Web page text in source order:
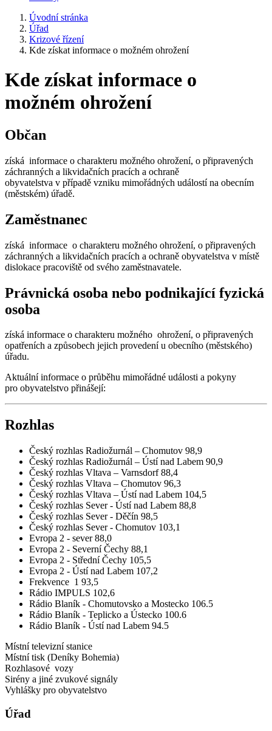
Úvodní stránka
Úřad
Krizové řízení
Kde získat informace o možném ohrožení
Kde získat informace o
možném ohrožení
Občan
získá informace o charakteru možného ohrožení, o připravených
záchranných a likvidačních pracích a ochraně
obyvatelstva v případě vzniku mimořádných událostí na obecním
(městském) úřadě.
Zaměstnanec
získá informace o charakteru možného ohrožení, o připravených
záchranných a likvidačních pracích a ochraně obyvatelstva v místě
dislokace pracoviště od svého zaměstnavatele.
Právnická osoba nebo podnikající fyzická
osoba
získá informace o charakteru možného ohrožení, o připravených
opatřeních a způsobech jejich provedení u obecního (městského)
úřadu.
Aktuální informace o průběhu mimořádné události a pokyny
pro obyvatelstvo přinášejí:
Rozhlas
Český rozhlas Radiožurnál – Chomutov 98,9
Český rozhlas Radiožurnál – Ústí nad Labem 90,9
Český rozhlas Vltava – Varnsdorf 88,4
Český rozhlas Vltava – Chomutov 96,3
Český rozhlas Vltava – Ústí nad Labem 104,5
Český rozhlas Sever - Ústí nad Labem 88,8
Český rozhlas Sever - Děčín 98,5
Český rozhlas Sever - Chomutov 103,1
Evropa 2 - sever 88,0
Evropa 2 - Severní Čechy 88,1
Evropa 2 - Střední Čechy 105,5
Evropa 2 - Ústí nad Labem 107,2
Frekvence 1 93,5
Rádio IMPULS 102,6
Rádio Blaník - Chomutovsko a Mostecko 106.5
Rádio Blaník - Teplicko a Ústecko 100.6
Rádio Blaník - Ústí nad Labem 94.5
Místní televizní stanice
Místní tisk (Deníky Bohemia)
Rozhlasové vozy
Sirény a jiné zvukové signály
Vyhlášky pro obyvatelstvo
Úřad